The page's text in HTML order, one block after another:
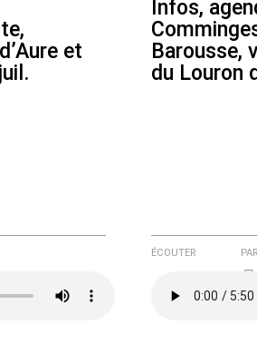
et
Infos,
Barousse,
du Louron
ÉCOUTER